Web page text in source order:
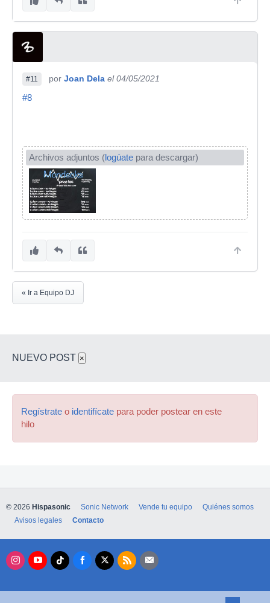
#11 por Joan Dela el 04/05/2021
#8
Archivos adjuntos (logúate para descargar)
« Ir a Equipo DJ
NUEVO POST ×
Regístrate o identifícate para poder postear en este
hilo
© 2026 Hispasonic Sonic Network Vende tu equipo
Quiénes somos
Avisos legales
Contacto